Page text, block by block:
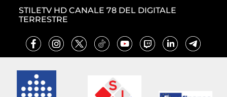
STILETV HD CANALE 78 DEL DIGITALE
TERRESTRE